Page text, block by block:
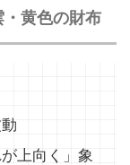
黄色の財布
上向く」象